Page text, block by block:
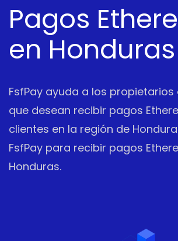
Pagos
en Honduras
FsfPay ayuda a los
que desean recibir pagos
clientes en la región de
FsfPay para recibir pagos
Honduras.